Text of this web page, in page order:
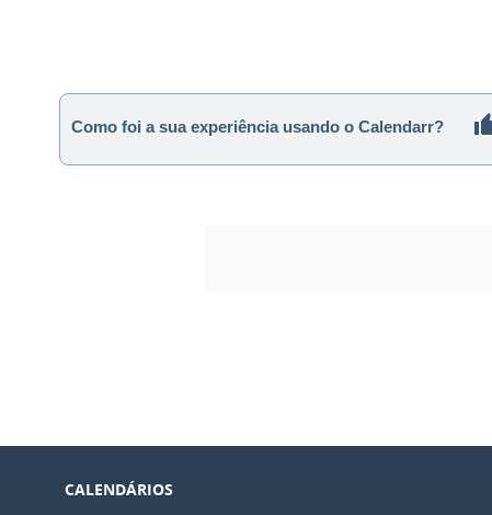
Como foi a sua experiência usando o Calendarr?
CALENDÁRIOS